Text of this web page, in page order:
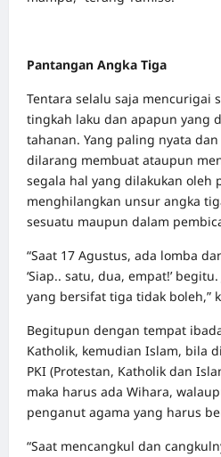
Pantangan Angka Tiga
Tentara selalu saja mencurigai
tingkah laku dan apapun yang
tahanan. Yang paling nyata
dilarang membuat ataupun
segala hal yang dilakukan oleh
menghilangkan unsur angka
sesuatu maupun dalam
“Saat 17 Agustus, ada lomba
‘Siap.. satu, dua, empat!’
yang bersifat tiga tidak boleh,”
Begitupun dengan tempat
Katholik, kemudian Islam, bila
PKI (Protestan, Katholik dan
maka harus ada Wihara,
penganut agama yang harus
“Saat mencangkul dan